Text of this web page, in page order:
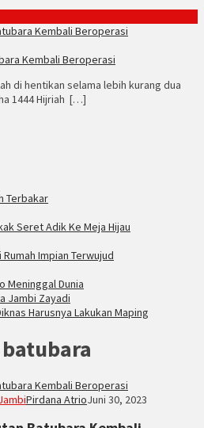
Kembali Beroperasi
di hentikan selama lebih kurang dua
1444 Hijriah […]
Terbakar
Seret Adik Ke Meja Hijau
Impian Terwujud
Meninggal Dunia
Harusnya Lakukan Maping
Pirdana AtrioJuni 30, 2023